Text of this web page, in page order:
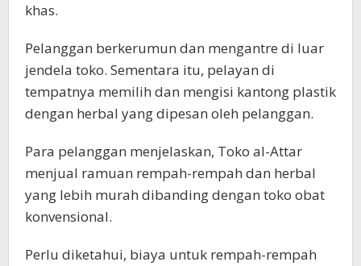
khas.
Pelanggan berkerumun dan mengantre di luar
jendela toko. Sementara itu, pelayan di
tempatnya memilih dan mengisi kantong plastik
dengan herbal yang dipesan oleh pelanggan.
Para pelanggan menjelaskan, Toko al-Attar
menjual ramuan rempah-rempah dan herbal
yang lebih murah dibanding dengan toko obat
konvensional.
Perlu diketahui, biaya untuk rempah-rempah